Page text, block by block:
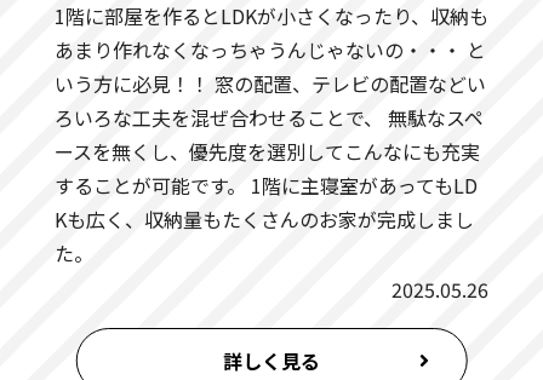
1階に部屋を作るとLDKが小さくなったり、収納も
あまり作れなくなっちゃうんじゃないの・・・ と
いう方に必見！！ 窓の配置、テレビの配置などい
ろいろな工夫を混ぜ合わせることで、 無駄なスペ
ースを無くし、優先度を選別してこんなにも充実
することが可能です。 1階に主寝室があってもLD
Kも広く、収納量もたくさんのお家が完成しまし
た。
2025.05.26
詳しく見る